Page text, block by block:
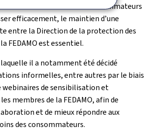
ont besoin des consommateurs
efficacement, le maintien d’une
entre la Direction de la protection des
FEDAMO est essentiel.
laquelle il a notamment été décidé
informelles, entre autres par le biais
webinaires de sensibilisation et
membres de la FEDAMO, afin de
et de mieux répondre aux
des consommateurs.